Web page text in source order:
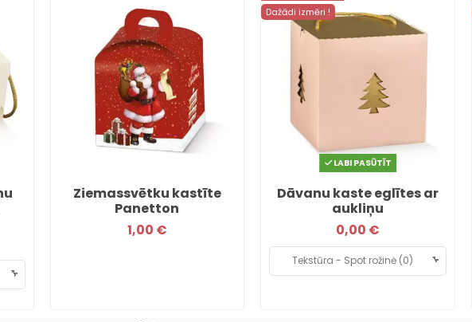
Ziemassvētku kastīte
Panetton
1,00 €
Dažādi izmēri !
LABI PASŪTĪT
Dāvanu kaste eglītes ar
aukliņu
0,00 €